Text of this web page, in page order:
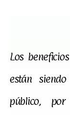
Los
están
público,